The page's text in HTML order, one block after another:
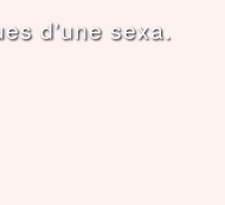
d'une sexa.